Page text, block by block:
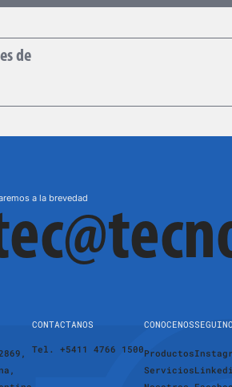
de
a la brevedad
CONTACTANOS
Tel. +5411 4766 1500
CONOCENOS
Productos
Servicios